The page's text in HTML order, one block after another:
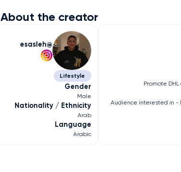
Promote
Audience interested in -
About the creator
esasleh
Lifestyle
Gender
Male
Nationality / Ethnicity
Arab
Language
Arabic